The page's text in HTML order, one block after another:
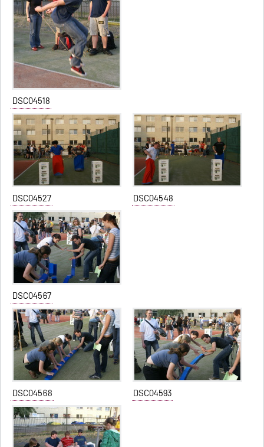
DSC04518
DSC04527 DSC04548
DSC04567
DSC04568 DSC04593